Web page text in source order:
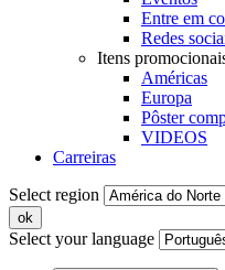
Entre em
Redes
Itens
Américas
Europa
Pôster
VIDEOS
Carreiras
Select region
Select your language